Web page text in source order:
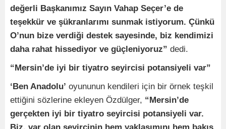
değerli Başkanımız Sayın Vahap Seçer’e de
teşekkür ve şükranlarımı sunmak istiyorum. Çünkü
O’nun bize verdiği destek sayesinde, biz kendimizi
daha rahat hissediyor ve güçleniyoruz” dedi.
“Mersin’de iyi bir tiyatro seyircisi potansiyeli var”
‘Ben Anadolu’ oyununun kendileri için bir örnek teşkil
ettiğini sözlerine ekleyen Özdülger, “Mersin’de
gerçekten iyi bir tiyatro seyircisi potansiyeli var.